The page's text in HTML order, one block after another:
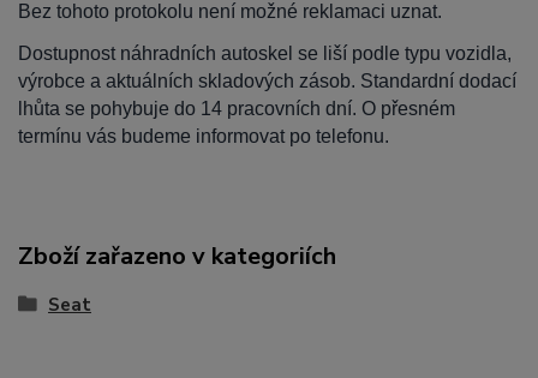
Bez tohoto protokolu není možné reklamaci uznat.
Dostupnost náhradních autoskel se liší podle typu vozidla,
výrobce a aktuálních skladových zásob. Standardní dodací
lhůta se pohybuje do 14 pracovních dní. O přesném
termínu vás budeme informovat po telefonu.
Zboží zařazeno v kategoriích
Seat